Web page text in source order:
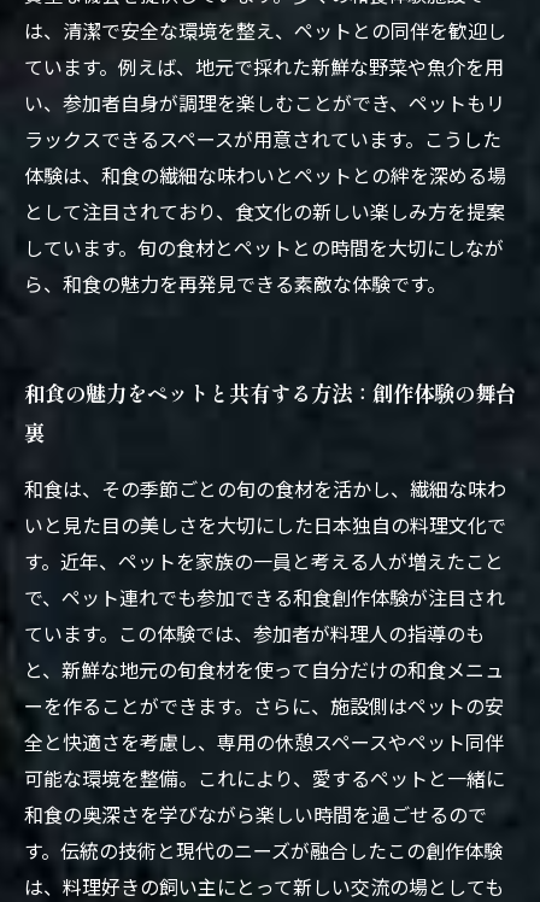
は、清潔で安全な環境を整え、ペットとの同伴を歓迎し
ています。例えば、地元で採れた新鮮な野菜や魚介を用
い、参加者自身が調理を楽しむことができ、ペットもリ
ラックスできるスペースが用意されています。こうした
体験は、和食の繊細な味わいとペットとの絆を深める場
として注目されており、食文化の新しい楽しみ方を提案
しています。旬の食材とペットとの時間を大切にしなが
ら、和食の魅力を再発見できる素敵な体験です。
和食の魅力をペットと共有する方法：創作体験の舞台
裏
和食は、その季節ごとの旬の食材を活かし、繊細な味わ
いと見た目の美しさを大切にした日本独自の料理文化で
す。近年、ペットを家族の一員と考える人が増えたこと
で、ペット連れでも参加できる和食創作体験が注目され
ています。この体験では、参加者が料理人の指導のも
と、新鮮な地元の旬食材を使って自分だけの和食メニュ
ーを作ることができます。さらに、施設側はペットの安
全と快適さを考慮し、専用の休憩スペースやペット同伴
可能な環境を整備。これにより、愛するペットと一緒に
和食の奥深さを学びながら楽しい時間を過ごせるので
す。伝統の技術と現代のニーズが融合したこの創作体験
は、料理好きの飼い主にとって新しい交流の場としても